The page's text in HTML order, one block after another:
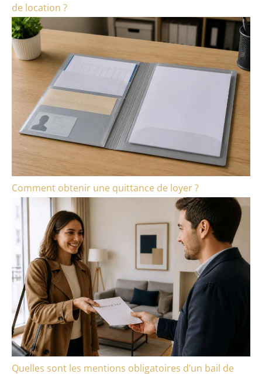
de location ?
Comment obtenir une quittance de loyer ?
Quelles sont les mentions obligatoires d’un bail de